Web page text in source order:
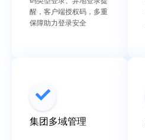
醒，客户端授权码，多重
保障助力登录安全
集团多域管理